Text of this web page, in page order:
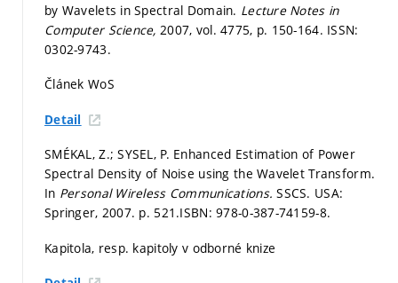
by Wavelets in Spectral Domain. Lecture Notes in
Computer Science, 2007, vol. 4775, p. 150-164. ISSN:
0302-9743.
Článek WoS
Detail
SMÉKAL, Z.; SYSEL, P. Enhanced Estimation of Power
Spectral Density of Noise using the Wavelet Transform.
In Personal Wireless Communications.SSCS. USA:
Springer, 2007. p. 521.ISBN: 978-0-387-74159-8.
Kapitola, resp. kapitoly v odborné knize